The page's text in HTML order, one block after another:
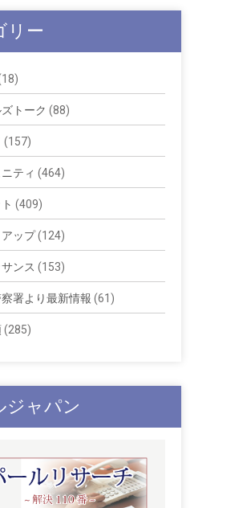
リー
トーク (88)
(157)
ティ (464)
(409)
ップ(124)
ンス (153)
察署より最新情報 (61)
(285)
ジャパン